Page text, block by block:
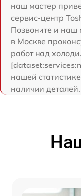
наш мастер
сервис-центр
Позвоните и наш
в Москве
работ над
нашей
наличии деталей.